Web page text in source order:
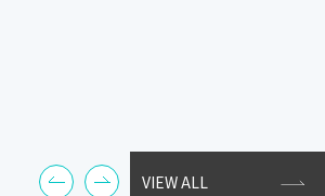
VIEW ALL